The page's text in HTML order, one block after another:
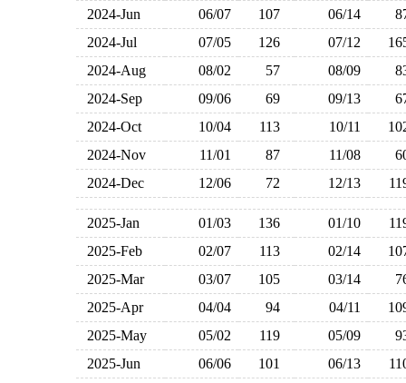
2024-Jun
06/07 107 06/14
2024-Jul
07/05 126 07/12
2024-Aug
08/02 57 08/09
2024-Sep
09/06 69 09/13
2024-Oct
10/04 113 10/11
2024-Nov
11/01 87 11/08
2024-Dec
12/06 72 12/13
2025-Jan 01/03 136 01/10
2025-Feb
02/07 113 02/14
2025-Mar
03/07 105 03/14
2025-Apr
04/04 94 04/11
2025-May
05/02 119 05/09
2025-Jun
06/06 101 06/13